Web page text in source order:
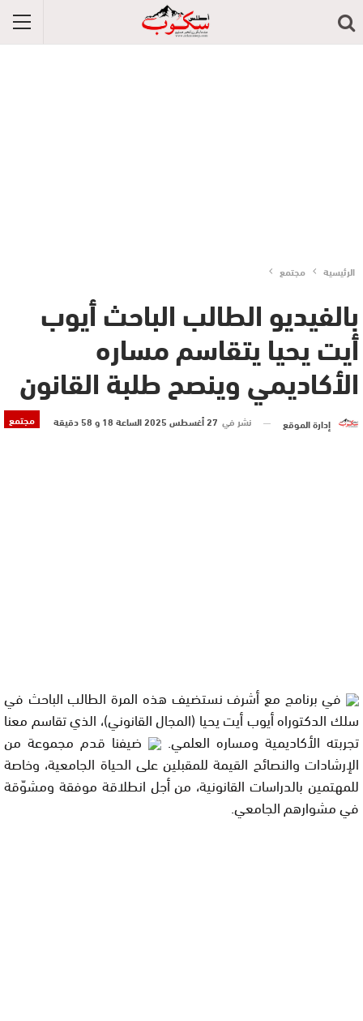
الرئيسية مجتمع
بالفيديو الطالب الباحث أيوب
أيت يحيا يتقاسم مساره
الأكاديمي وينصح طلبة القانون
مجتمع إدارة الموقع نشر في 27 أغسطس 2025 الساعة 18 و 58 دقيقة
في برنامج مع أشرفنستضيف هذه المرة الطالب الباحث في
سلك الدكتوراه أيوب أيت يحيا (المجال القانوني)، الذي تقاسم معنا
تجربته الأكاديمية ومساره العلمي.
ضيفنا قدم مجموعة من
الإرشادات والنصائح القيمةللمقبلين على الحياة الجامعية، وخاصة
للمهتمين بالدراسات القانونية، من أجل انطلاقة موفقة ومشوّقة
في مشوارهم الجامعي.